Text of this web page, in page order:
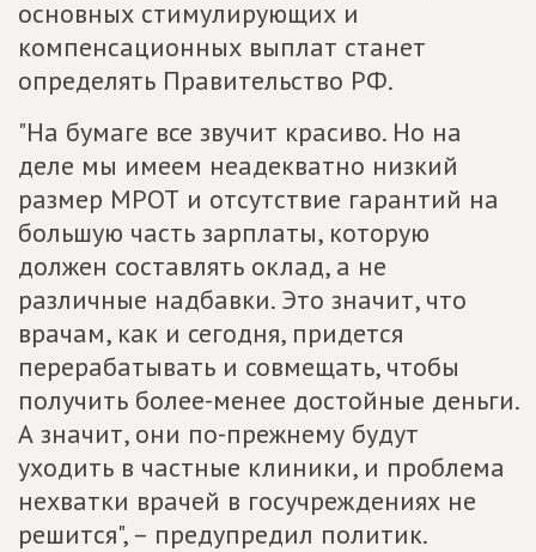
основных стимулирующих и
компенсационных выплат станет
определять Правительство РФ.
"На бумаге все звучит красиво. Но на
деле мы имеем неадекватно низкий
размер МРОТ и отсутствие гарантий на
большую часть зарплаты, которую
должен составлять оклад, а не
различные надбавки. Это значит, что
врачам, как и сегодня, придется
перерабатывать и совмещать, чтобы
получить более-менее достойные деньги.
А значит, они по-прежнему будут
уходить в частные клиники, и проблема
нехватки врачей в госучреждениях не
решится", – предупредил политик.